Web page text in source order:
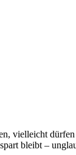
vielleicht
bleibt –